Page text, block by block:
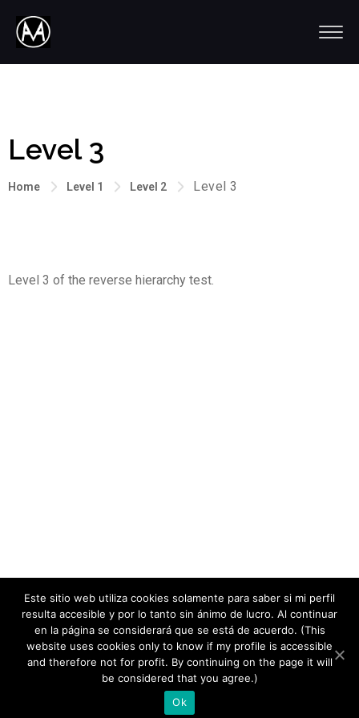
Level 3
Home Level 1 Level 2 Level 3
Level 3 of the reverse hierarchy test.
copyright 2020
Este sitio web utiliza cookies solamente para saber si mi perfil
resulta accesible y por lo tanto sin ánimo de lucro. Al continuar
en la página se considerará que se está de acuerdo. (This
website uses cookies only to know if my profile is accessible
and therefore not for profit. By continuing on the page it will
be considered that you agree.)
Ok